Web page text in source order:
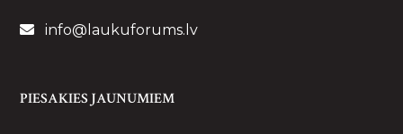
info@laukuforums.lv
PIESAKIES JAUNUMIEM